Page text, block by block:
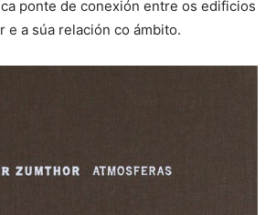
ponte de conexión entre os edificios
e a súa relación co ámbito.